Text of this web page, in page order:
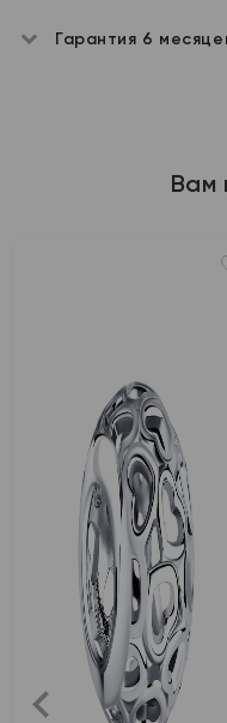
Гарантия 6
Вам